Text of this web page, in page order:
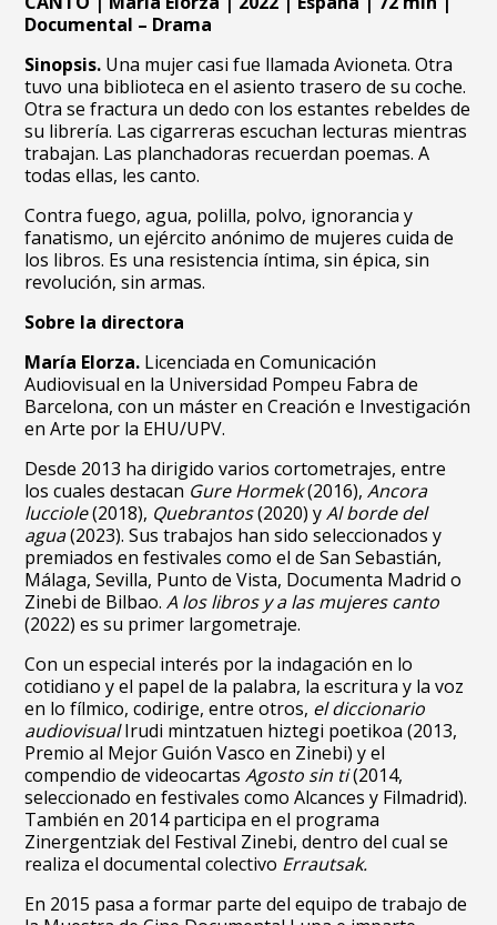
Documental – Drama
Sinopsis. Una mujer casi fue llamada Avioneta. Otra
tuvo una biblioteca en el asiento trasero de su coche.
Otra se fractura un dedo con los estantes rebeldes de
su librería. Las cigarreras escuchan lecturas mientras
trabajan. Las planchadoras recuerdan poemas. A
todas ellas, les canto.
Contra fuego, agua, polilla, polvo, ignorancia y
fanatismo, un ejército anónimo de mujeres cuida de
los libros. Es una resistencia íntima, sin épica, sin
revolución, sin armas.
Sobre la directora
María Elorza. Licenciada en Comunicación
Audiovisual en la Universidad Pompeu Fabra de
Barcelona, con un máster en Creación e Investigación
en Arte por la EHU/UPV.
Desde 2013 ha dirigido varios cortometrajes, entre
los cuales destacan Gure Hormek(2016),Ancora
lucciole(2018), Quebrantos(2020) yAl borde del
agua(2023). Sus trabajos han sido seleccionados y
premiados en festivales como el de San Sebastián,
Málaga, Sevilla, Punto de Vista, Documenta Madrid o
Zinebi de Bilbao.A los libros y a las mujeres canto
(2022) es su primer largometraje.
Con un especial interés por la indagación en lo
cotidiano y el papel de la palabra, la escritura y la voz
en lo fílmico, codirige, entre otros, el diccionario
audiovisualIrudi mintzatuen hiztegi poetikoa (2013,
Premio al Mejor Guión Vasco en Zinebi) y el
compendio de videocartasAgosto sin ti(2014,
seleccionado en festivales como Alcances y Filmadrid).
También en 2014 participa en el programa
Zinergentziak del Festival Zinebi, dentro del cual se
realiza el documental colectivo Errautsak.
En 2015 pasa a formar parte del equipo de trabajo de